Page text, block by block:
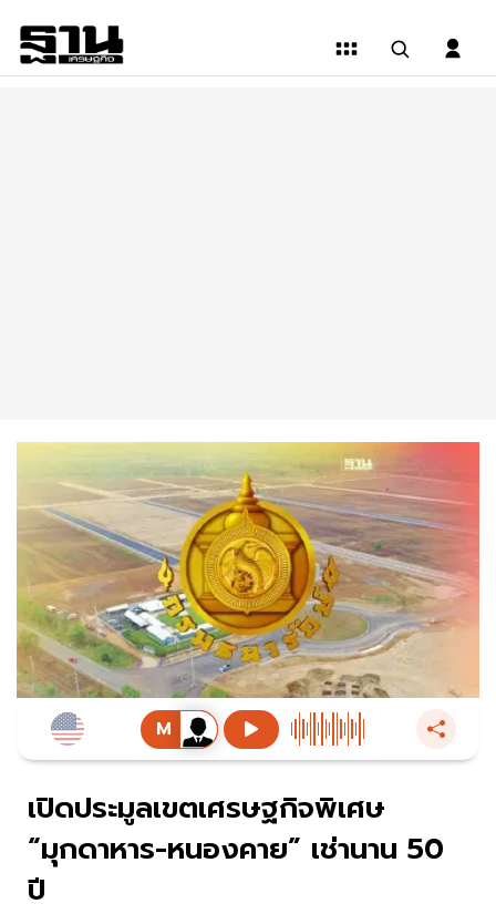
เปิดประมูลเขตเศรษฐกิจพิเศษ
“มุกดาหาร-หนองคาย” เช่านาน 50
ปี